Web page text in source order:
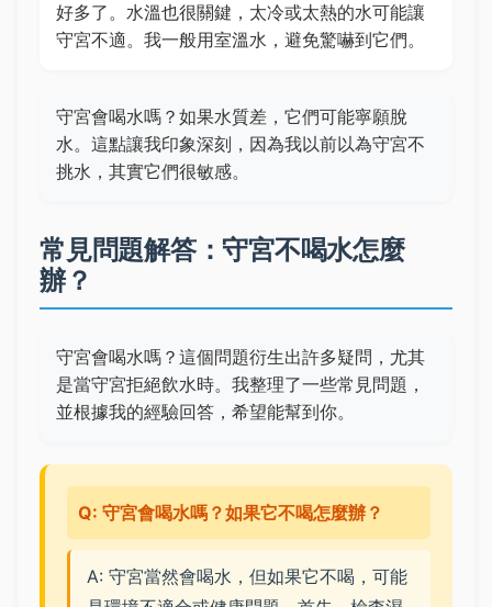
好多了。水溫也很關鍵，太冷或太熱的水可能讓
守宮不適。我一般用室溫水，避免驚嚇到它們。
守宮會喝水嗎？如果水質差，它們可能寧願脫
水。這點讓我印象深刻，因為我以前以為守宮不
挑水，其實它們很敏感。
常見問題解答：守宮不喝水怎麼
辦？
守宮會喝水嗎？這個問題衍生出許多疑問，尤其
是當守宮拒絕飲水時。我整理了一些常見問題，
並根據我的經驗回答，希望能幫到你。
Q: 守宮會喝水嗎？如果它不喝怎麼辦？
A: 守宮當然會喝水，但如果它不喝，可能